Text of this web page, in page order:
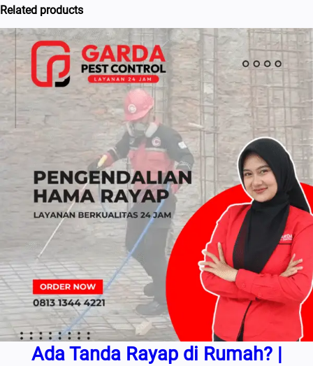
Related products
Ada Tanda Rayap di Rumah? |